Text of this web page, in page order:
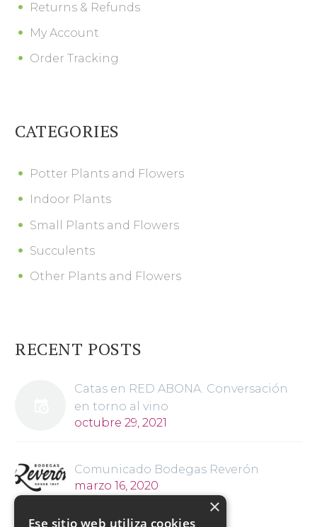
Returns & Refunds
My Account
Order Tracking
CATEGORIES
Potter Plants and Flowers
Indoor Plants
Small Plants and Flowers
Succulents
Other Plants and Flowers
RECENT POSTS
Catas en RED ABONA. Conversación
en torno al vino
octubre 29, 2021
Comunicado Bodegas Reverón
marzo 16, 2020
×
Ese sitio web utiliza cookies